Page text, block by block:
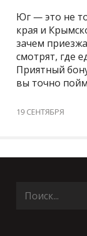
Юг — это не
края и
зачем
смотрят, где
Приятный
вы точно
19 СЕНТЯБРЯ